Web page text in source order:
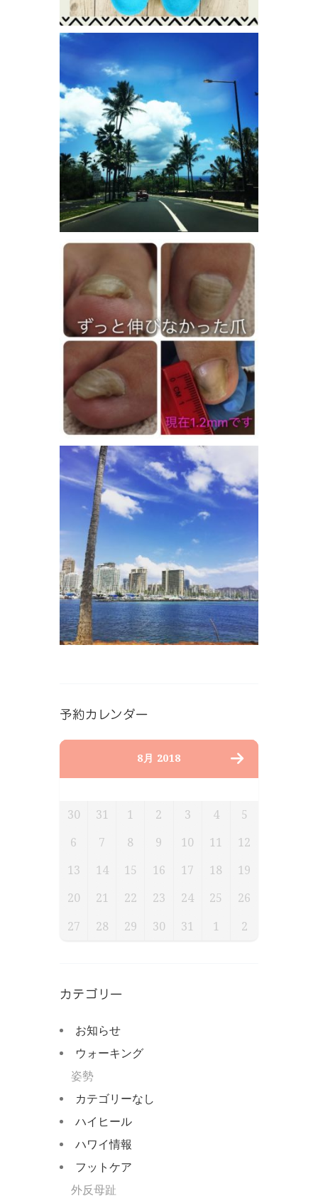
予約カレンダー
8月 2018
30 31 1 2 3 4 5
6 7 8 9 10 11 12
13 14 15 16 17 18 19
20 21 22 23 24 25 26
27 28 29 30 31 1 2
カテゴリー
お知らせ
ウォーキング
姿勢
カテゴリーなし
ハイヒール
ハワイ情報
フットケア
外反母趾